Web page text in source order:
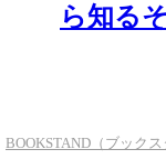
ら知る
BOOKSTAND（ブックス